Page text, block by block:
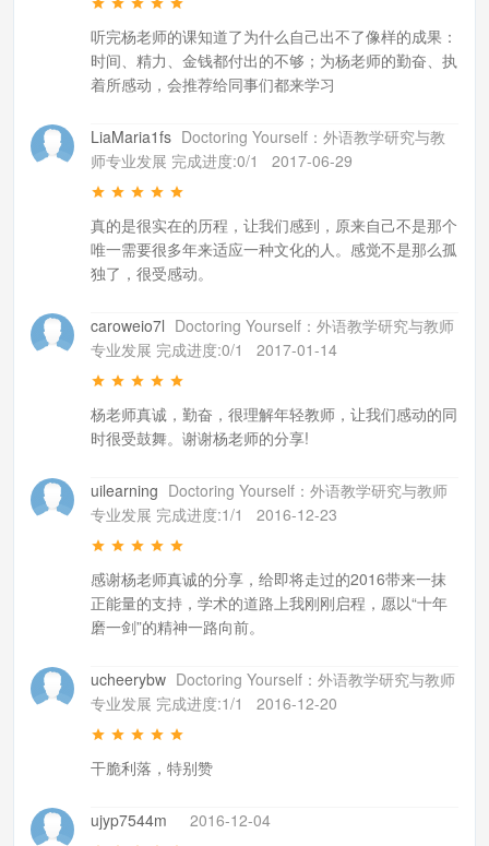
听完杨老师的课知道了为什么自己出不了像样的成果：
时间、精力、金钱都付出的不够；为杨老师的勤奋、执
着所感动，会推荐给同事们都来学习
LiaMaria1fs Doctoring Yourself：外语教学研究与教
师专业发展 完成进度:0/1
2017-06-29
真的是很实在的历程，让我们感到，原来自己不是那个
唯一需要很多年来适应一种文化的人。感觉不是那么孤
独了，很受感动。
caroweio7l Doctoring Yourself：外语教学研究与教师
专业发展 完成进度:0/1
2017-01-14
杨老师真诚，勤奋，很理解年轻教师，让我们感动的同
时很受鼓舞。谢谢杨老师的分享!
uilearning Doctoring Yourself：外语教学研究与教师
专业发展 完成进度:1/1
2016-12-23
感谢杨老师真诚的分享，给即将走过的2016带来一抹
正能量的支持，学术的道路上我刚刚启程，愿以“十年
磨一剑”的精神一路向前。
ucheerybw Doctoring Yourself：外语教学研究与教师
专业发展 完成进度:1/1
2016-12-20
干脆利落，特别赞
ujyp7544m 2016-12-04